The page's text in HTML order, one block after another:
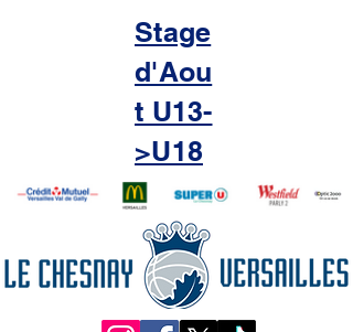
Stage
d'Aou
t U13-
>U18